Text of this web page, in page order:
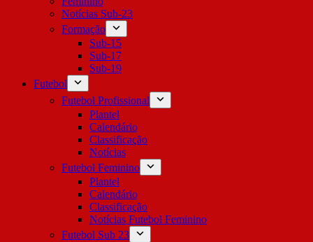
Notícias Sub-23
Formação
Sub-15
Sub-17
Sub-19
Futebol
Futebol Profissional
Plantel
Calendário
Classificação
Notícias
Futebol Feminino
Plantel
Calendário
Classificação
Notícias Futebol Feminino
Futebol Sub 23